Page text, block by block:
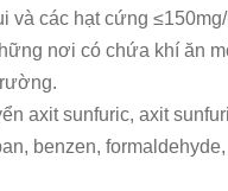
và các hạt cứng
nơi có chứa khí ăn
axit sunfuric, axit
benzen,